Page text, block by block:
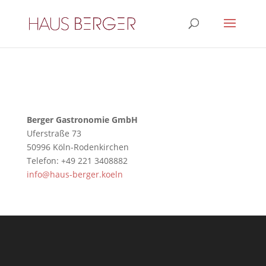
Berger Gastronomie GmbH
Uferstraße 73
50996 Köln-Rodenkirchen
Telefon: +49 221 3408882
info@haus-berger.koeln